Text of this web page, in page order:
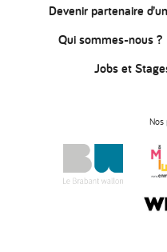
Devenir partenaire
Qui sommes-nous ?
Jobs et
Nos